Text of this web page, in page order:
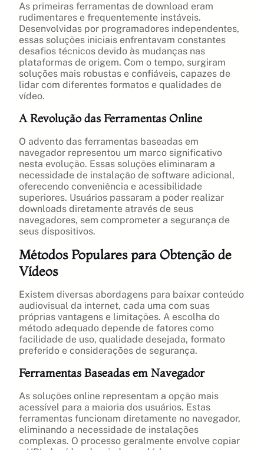
As primeiras ferramentas de download eram
rudimentares e frequentemente instáveis.
Desenvolvidas por programadores independentes,
essas soluções iniciais enfrentavam constantes
desafios técnicos devido às mudanças nas
plataformas de origem. Com o tempo, surgiram
soluções mais robustas e confiáveis, capazes de
lidar com diferentes formatos e qualidades de
vídeo.
A Revolução das Ferramentas Online
O advento das ferramentas baseadas em
navegador representou um marco significativo
nesta evolução. Essas soluções eliminaram a
necessidade de instalação de software adicional,
oferecendo conveniência e acessibilidade
superiores. Usuários passaram a poder realizar
downloads diretamente através de seus
navegadores, sem comprometer a segurança de
seus dispositivos.
Métodos Populares para Obtenção de
Vídeos
Existem diversas abordagens para baixar conteúdo
audiovisual da internet, cada uma com suas
próprias vantagens e limitações. A escolha do
método adequado depende de fatores como
facilidade de uso, qualidade desejada, formato
preferido e considerações de segurança.
Ferramentas Baseadas em Navegador
As soluções online representam a opção mais
acessível para a maioria dos usuários. Estas
ferramentas funcionam diretamente no navegador,
eliminando a necessidade de instalações
complexas. O processo geralmente envolve copiar